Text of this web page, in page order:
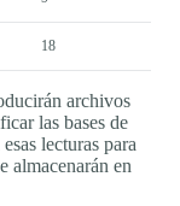
18
archivos
las bases de
lecturas para
almacenarán en